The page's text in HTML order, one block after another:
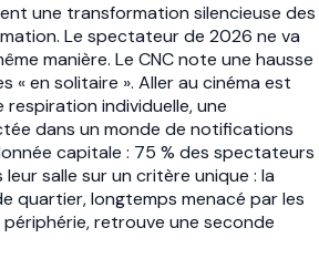
une transformation silencieuse des
Le spectateur de 2026 ne va
manière. Le CNC note une hausse
« en solitaire ». Aller au cinéma est
individuelle, une
dans un monde de notifications
capitale : 75 % des spectateurs
salle sur un critère unique : la
quartier, longtemps menacé par les
retrouve une seconde